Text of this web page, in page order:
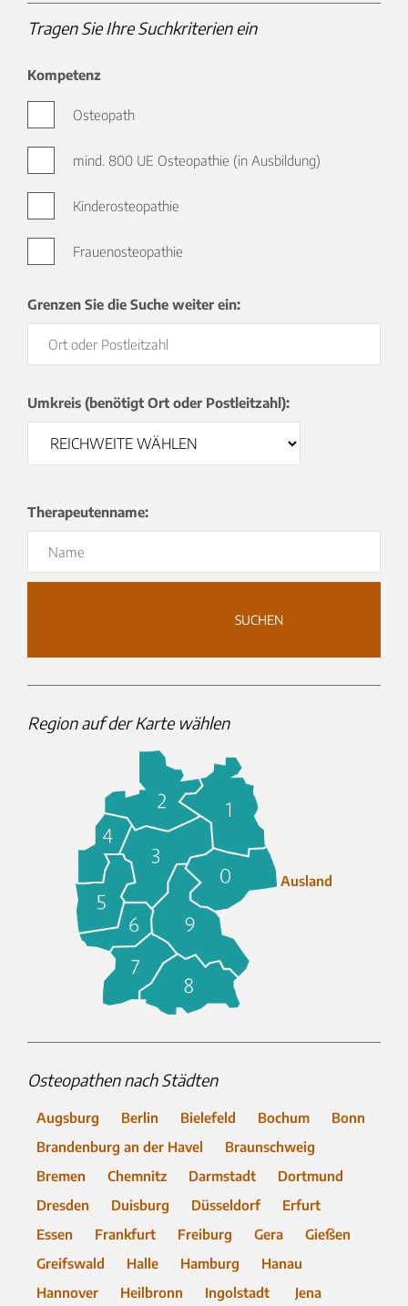
Tragen Sie Ihre Suchkriterien ein
Kompetenz
Osteopath
mind. 800 UE Osteopathie (in Ausbildung)
Kinderosteopathie
Frauenosteopathie
Grenzen Sie die Suche weiter ein:
Umkreis (benötigt Ort oder Postleitzahl):
Therapeutenname:
					SUCHEN
Region auf der Karte wählen
Ausland
Osteopathen nach Städten
Augsburg Berlin Bielefeld Bochum
Bonn
Brandenburg an der Havel
Braunschweig
Bremen
Chemnitz Darmstadt
Dortmund
Dresden
Duisburg Düsseldorf
Erfurt
Essen
Frankfurt Freiburg Gera
Gießen
Greifswald
Halle Hamburg
Hanau
Hannover
Heilbronn Ingolstadt
Jena